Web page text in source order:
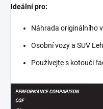
Ideální pro:
Náhrada originálního
Osobní vozy a SUV
Používejte s kotouči